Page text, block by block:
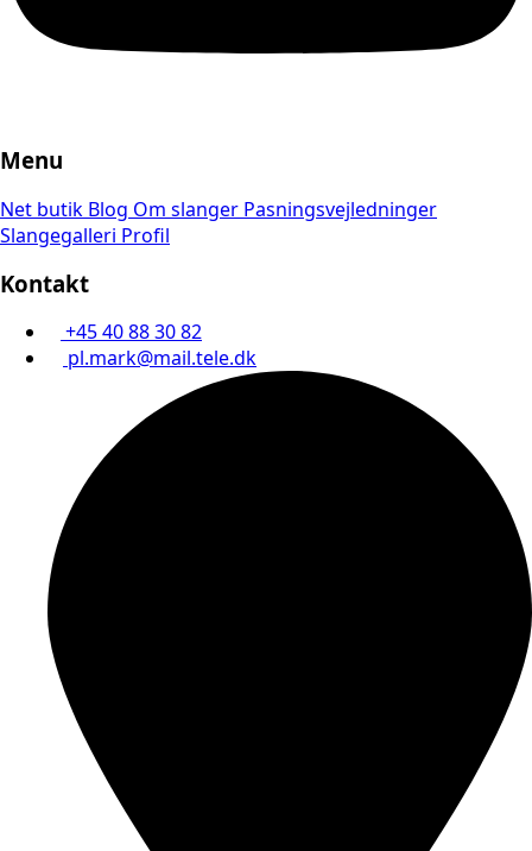
Menu
Net butik Blog Om slanger Pasningsvejledninger
Slangegalleri Profil
Kontakt
+45 40 88 30 82
pl.mark@mail.tele.dk